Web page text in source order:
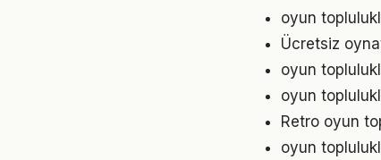
oyun
Ücretsiz
oyun
oyun
Retro oyun
oyun